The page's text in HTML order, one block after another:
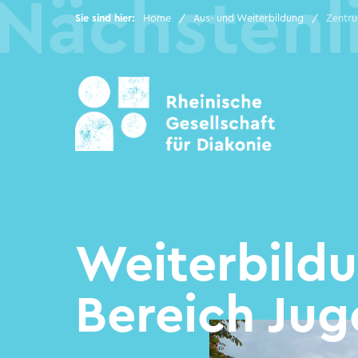
Sie sind hier: Home Aus- und Weiterbildung
Rheinische Gesellschaft
Hilfen im Alter
Kindertagesstätten
Hilfen für Menschen mit
psychischen
Bereich